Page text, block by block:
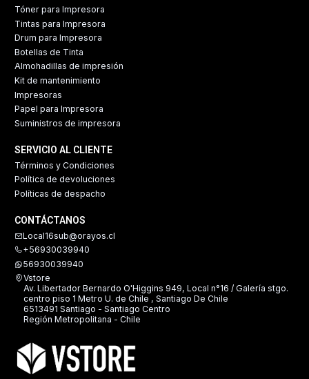
Tóner para Impresora
Tintas para Impresora
Drum para Impresora
Botellas de Tinta
Almohadillas de impresión
Kit de mantenimiento
Impresoras
Papel para Impresora
Suministros de impresora
SERVICIO AL CLIENTE
Términos y Condiciones
Política de devoluciones
Políticas de despacho
CONTÁCTANOS
Local16sub@orayos.cl
+56930039940
56930039940
Vstore
Av. Libertador Bernardo O'Higgins 949, Local n°16 / Galería stgo.
centro piso 1 Metro U. de Chile , Santiago De Chile
6513491 Santiago - Santiago Centro
Región Metropolitana - Chile